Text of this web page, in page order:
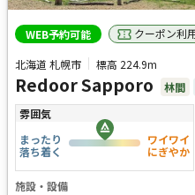
WEB予約可能 クーポン利
北海道 札幌市
標高 224.9m
Redoor Sapporo 林間
雰囲気
まったり
落ち着く
ワイワイ
にぎやか
施設・設備